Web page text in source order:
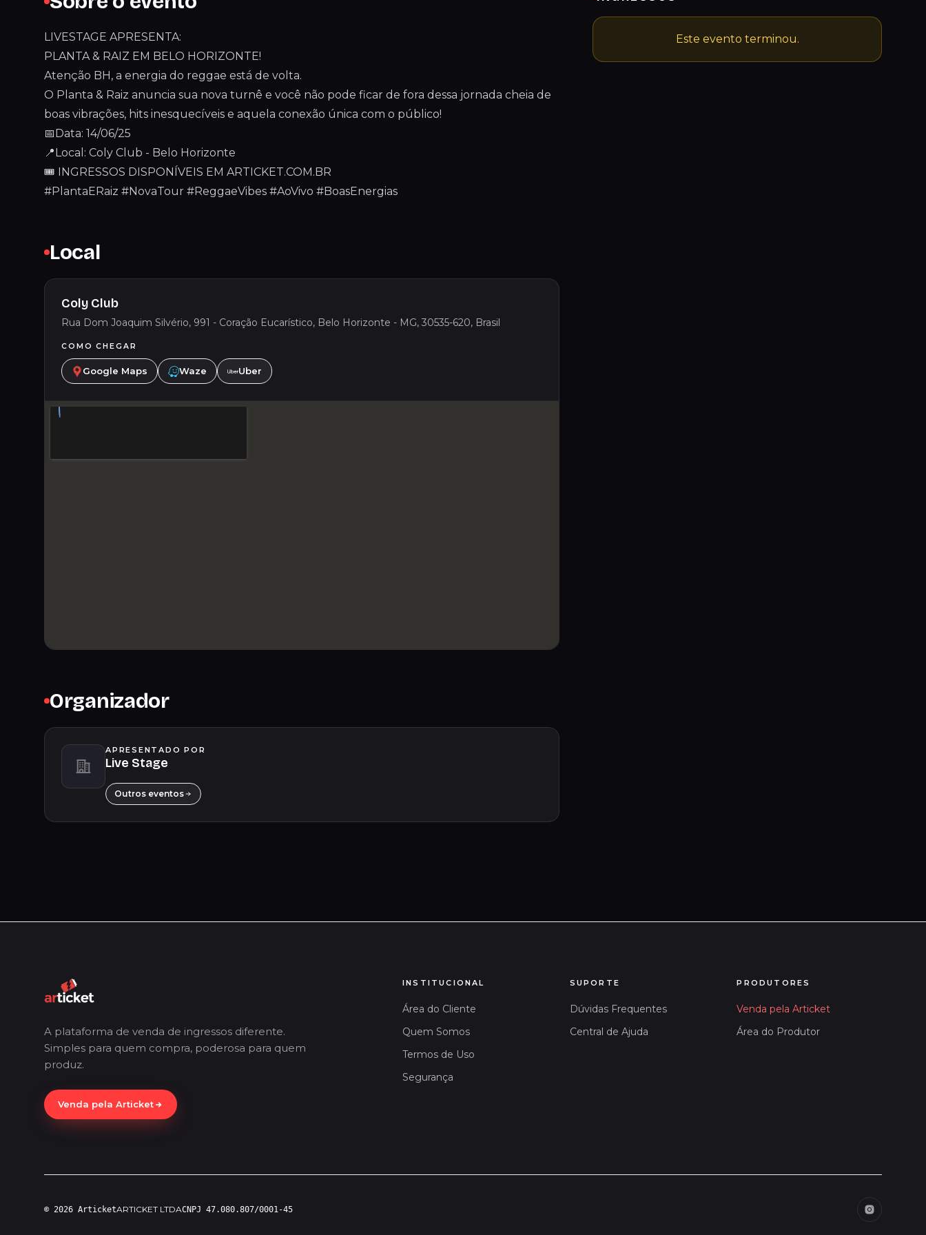
LIVESTAGE APRESENTA:
PLANTA & RAIZ EM BELO HORIZONTE!
Atenção BH, a energia do reggae está de volta.
O Planta & Raiz anuncia sua nova turnê e você não pode ficar de fora dessa jornada cheia de
boas vibrações, hits inesquecíveis e aquela conexão única com o público!
📅Data: 14/06/25
📍Local: Coly Club - Belo Horizonte
🎟 INGRESSOS DISPONÍVEIS EM ARTICKET.COM.BR
#PlantaERaiz #NovaTour #ReggaeVibes #AoVivo #BoasEnergias
Local
Coly Club
Rua Dom Joaquim Silvério, 991 - Coração Eucarístico, Belo Horizonte - MG, 30535-620, Brasil
COMO CHEGAR
Google Maps Waze Uber
Organizador
APRESENTADO POR
Live Stage
Outros eventos
Este evento terminou.
A plataforma de venda de ingressos diferente.
Simples para quem compra, poderosa para quem
produz.
Venda pela Articket
INSTITUCIONAL
Área do Cliente
Quem Somos
Termos de Uso
Segurança
SUPORTE
Dúvidas Frequentes
Central de Ajuda
PRODUTORES
Venda pela Articket
Área do Produtor
© 2026 ArticketARTICKET LTDACNPJ 47.080.807/0001-45